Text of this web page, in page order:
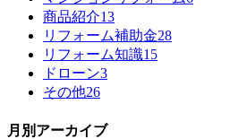
商品紹介13
リフォーム補助金28
リフォーム知識15
ドローン3
その他26
月別アーカイブ